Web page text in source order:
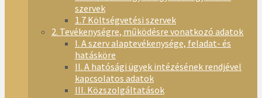
szervek
1.7 Költségvetési szervek
2. Tevékenységre, működésre vonatkozó adatok
I. A szerv alaptevékenysége, feladat- és
hatásköre
II. A hatósági ügyek intézésének rendjével
kapcsolatos adatok
III. Közszolgáltatások